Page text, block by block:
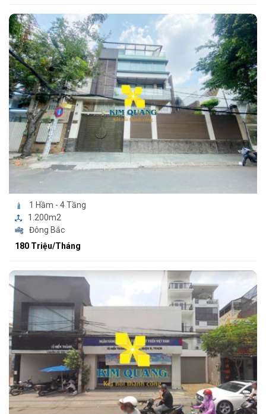
1 Hầm - 4 Tầng
1.200m2
Đông Bắc
180 Triệu/Tháng